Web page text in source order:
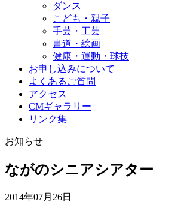
ダンス
こども・親子
手芸・工芸
書道・絵画
健康・運動・球技
お申し込みについて
よくあるご質問
アクセス
CMギャラリー
リンク集
お知らせ
ながのシニアシアター
2014年07月26日